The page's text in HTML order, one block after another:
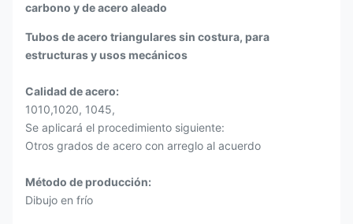
carbono y de acero aleado
Tubos de acero triangulares sin costura, para
estructuras y usos mecánicos
Calidad de acero:
1010,1020, 1045,
Se aplicará el procedimiento siguiente:
Otros grados de acero con arreglo al acuerdo
Método de producción:
Dibujo en frío